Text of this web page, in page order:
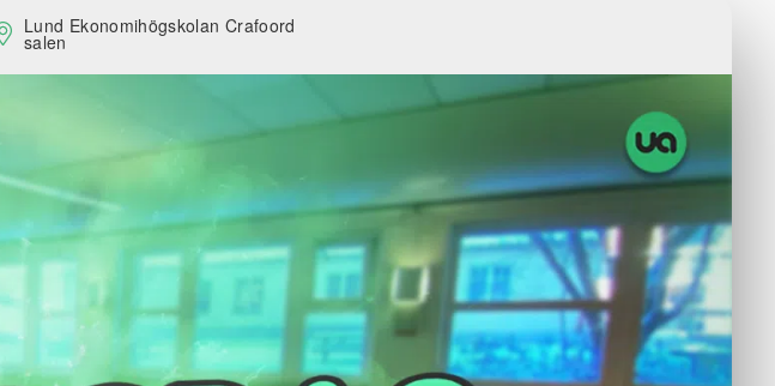
Plats:
Lund Ekonomihögskolan Crafoord
salen